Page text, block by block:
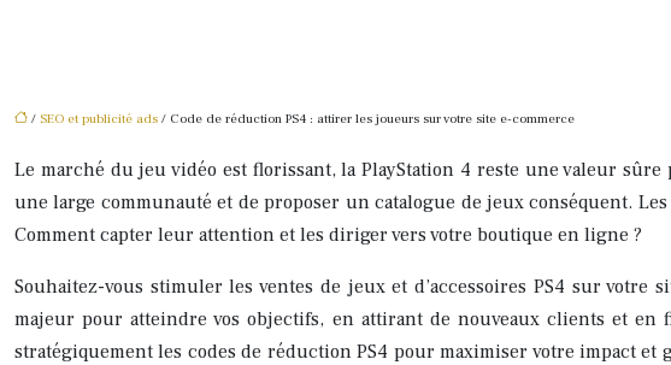
/ SEO et publicité ads / Code de réduction PS4 : attirer les joueurs sur votre site e-commerce
Le marché du jeu vidéo est florissant, la PlayStation 4 reste une valeur
une large communauté et de proposer un catalogue de jeux conséquent.
Comment capter leur attention et les diriger vers votre boutique en ligne ?
Souhaitez-vous stimuler les ventes de jeux et d’accessoires PS4 sur
majeur pour atteindre vos objectifs, en attirant de nouveaux clients et
stratégiquement les codes de réduction PS4 pour maximiser votre impact